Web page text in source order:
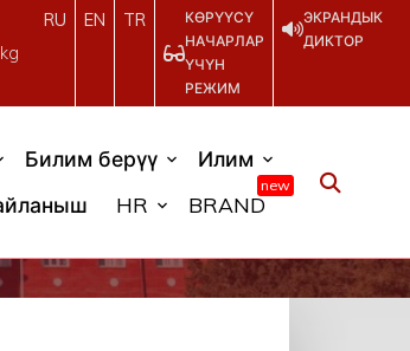
RU EN TR
КӨРҮҮСҮ
НАЧАРЛАР
ҮЧҮН
РЕЖИМ
ЭКРАНДЫК
ДИКТОР
Билим берүү
Илим
HR BRAND
new